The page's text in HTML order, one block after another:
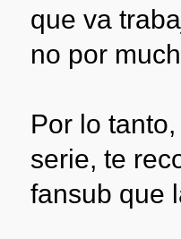
que va
no por
Por lo
serie, te
fansub que